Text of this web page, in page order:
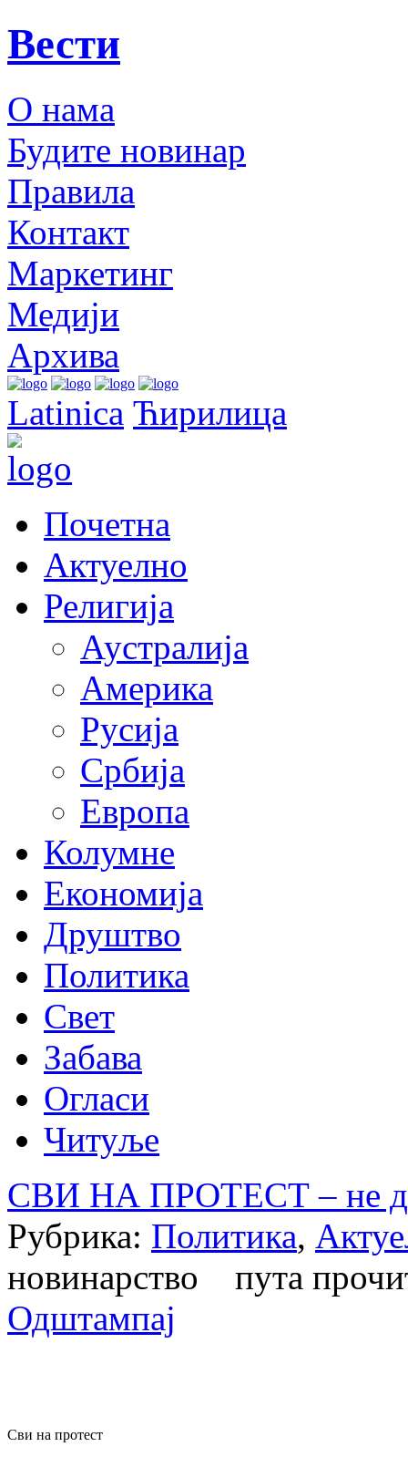
Вести
О нама
Будите новинар
Правила
Контакт
Маркетинг
Медији
Архива
Latinica Ћирилица
Почетна
Актуелно
Религија
Аустралија
Америка
Русија
Србија
Европа
Колумне
Економија
Друштво
Политика
Свет
Забава
Огласи
Читуље
СВИ НА ПРОТЕСТ – не
Рубрика: Политика,
новинарство пута
Одштампај
Сви на протест